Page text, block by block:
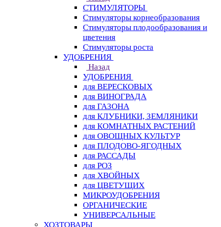
СТИМУЛЯТОРЫ
Стимуляторы корнеобразования
Стимуляторы плодообразования и
цветения
Стимуляторы роста
УДОБРЕНИЯ
Назад
УДОБРЕНИЯ
для ВЕРЕСКОВЫХ
для ВИНОГРАДА
для ГАЗОНА
для КЛУБНИКИ, ЗЕМЛЯНИКИ
для КОМНАТНЫХ РАСТЕНИЙ
для ОВОЩНЫХ КУЛЬТУР
для ПЛОДОВО-ЯГОДНЫХ
для РАССАДЫ
для РОЗ
для ХВОЙНЫХ
для ЦВЕТУЩИХ
МИКРОУДОБРЕНИЯ
ОРГАНИЧЕСКИЕ
УНИВЕРСАЛЬНЫЕ
ХОЗТОВАРЫ